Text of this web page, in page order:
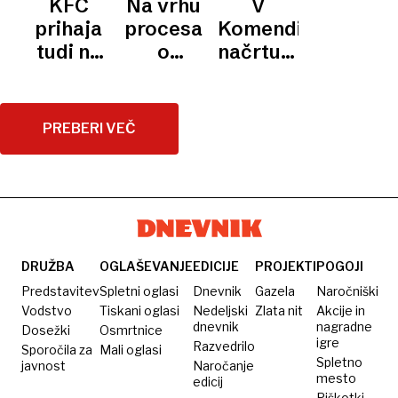
vedeli,
da s
Rusijo«
za
Airbnb
po
Britaniji
KFC
prihaja
tudi na
Na vrhu
procesa
o
procesu,
ki stoji
V
Komendi
načrtujejo
PREBERI VEČ
DRUŽBA
Predstavitev
Vodstvo
Dosežki
Sporočila za
javnost
OGLAŠEVANJE
Spletni oglasi
Tiskani oglasi
Osmrtnice
Mali oglasi
EDICIJE
Dnevnik
Nedeljski
dnevnik
Razvedrilo
Naročanje
edicij
PROJEKTI
Gazela
Zlata nit
POGOJI
Naročniški
Akcije in
nagradne
igre
Spletno
mesto